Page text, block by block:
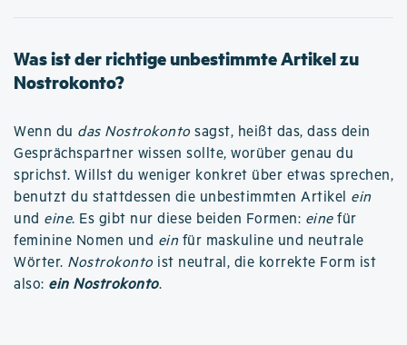
Was ist der richtige unbestimmte Artikel zu
Nostrokonto?
Wenn du das Nostrokonto sagst, heißt das, dass dein
Gesprächspartner wissen sollte, worüber genau du
sprichst. Willst du weniger konkret über etwas sprechen,
benutzt du stattdessen die unbestimmten Artikel ein
und eine. Es gibt nur diese beiden Formen: einefür
feminine Nomen und ein für maskuline und neutrale
Wörter. Nostrokonto ist neutral, die korrekte Form ist
also: ein Nostrokonto.